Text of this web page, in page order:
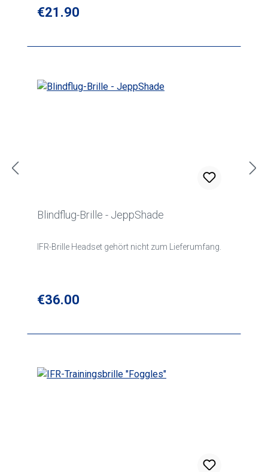
freie Sicht zu haben. Das neue, matte Design sorgt
für ein angenehmes und natürliches Trageerlebnis.
Regular price:
€21.90
Blindflug-Brille - JeppShade
IFR-Brille Headset gehört nicht zum Lieferumfang.
Regular price:
€36.00